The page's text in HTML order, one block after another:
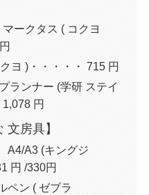
ークタス ( コクヨ
ヨ )・・・・・ 715 円
ランナー (学研 ステイ
円
文房具】
A3 (キングジ
円 /330円
ペン ( ゼブラ